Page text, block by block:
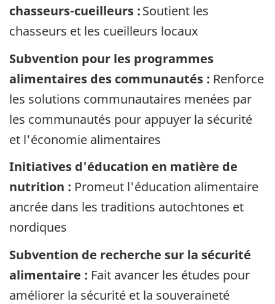
chasseurs-cueilleurs :Soutient les
chasseurs et les cueilleurs locaux
Subvention pour les programmes
alimentaires des communautés : Renforce
les solutions communautaires menées par
les communautés pour appuyer la sécurité
et l'économie alimentaires
Initiatives d'éducation en matière de
nutrition : Promeut l'éducation alimentaire
ancrée dans les traditions autochtones et
nordiques
Subvention de recherche sur la sécurité
alimentaire : Fait avancer les études pour
améliorer la sécurité et la souveraineté